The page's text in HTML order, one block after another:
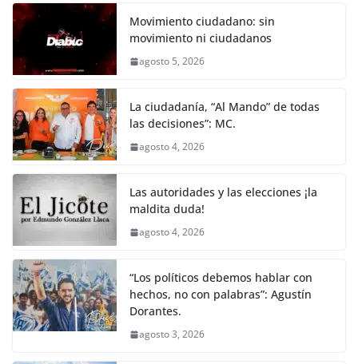
Movimiento ciudadano: sin
movimiento ni ciudadanos
agosto 5, 2026
La ciudadanía, “Al Mando” de todas
las decisiones”: MC.
agosto 4, 2026
Las autoridades y las elecciones ¡la
maldita duda!
agosto 4, 2026
“Los políticos debemos hablar con
hechos, no con palabras”: Agustín
Dorantes.
agosto 3, 2026